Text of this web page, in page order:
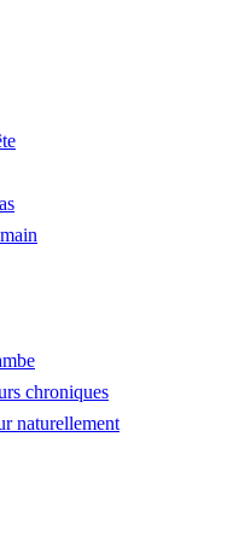
chroniques
naturellement